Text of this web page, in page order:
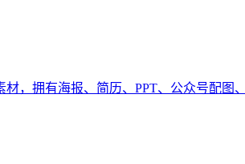
，拥有海报、简历、PPT、公众号配图